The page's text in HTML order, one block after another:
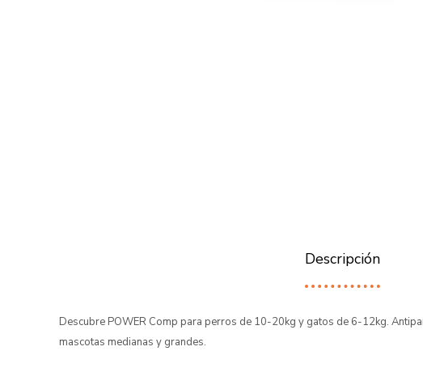
Descripción
Descubre POWER Comp para perros de 10-20kg y gatos de 6-12kg.
mascotas medianas y grandes.